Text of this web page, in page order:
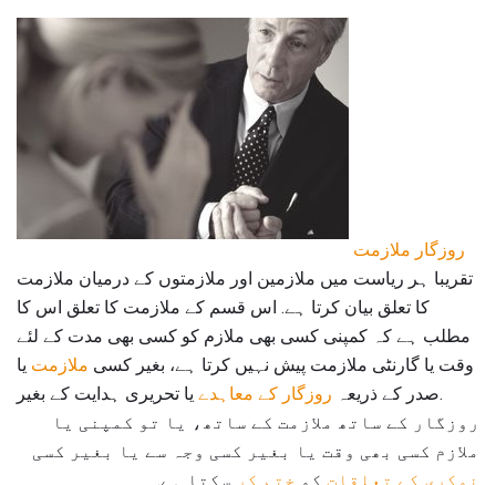
روزگار ملازمت
تقریبا ہر ریاست میں ملازمین اور ملازمتوں کے درمیان ملازمت
کا تعلق بیان کرتا ہے. اس قسم کے ملازمت کا تعلق اس کا
مطلب ہے کہ کمپنی کسی بھی ملازم کو کسی بھی مدت کے لئے
وقت یا گارنٹی ملازمت پیش نہیں کرتا ہے، بغیر کسی ملازمت یا
صدر کے ذریعہ روزگار کے معاہدے
یا تحریری ہدایت کے بغیر.
روزگار کے ساتھ ملازمت کے ساتھ، یا تو کمپنی یا
ملازم کسی بھی وقت یا بغیر کسی وجہ سے یا بغیر کسی
نوکری کے تعلقات کو ختم کر سکتا ہے.